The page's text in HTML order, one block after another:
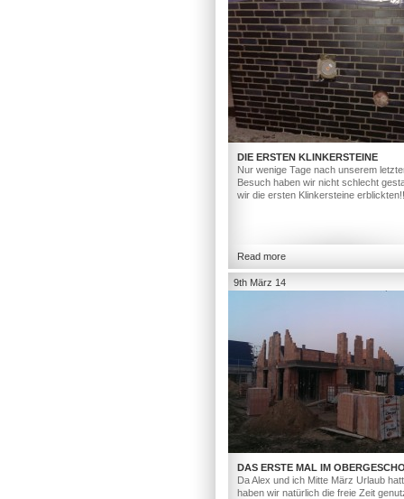
DIE ERSTEN KLINKERSTEINE
Nur wenige Tage nach unserem
Besuch haben wir nicht schlecht
wir die ersten Klinkersteine
Read more
9th März 14
DAS ERSTE MAL IM
Da Alex und ich Mitte März Urlaub
haben wir natürlich die freie Zeit